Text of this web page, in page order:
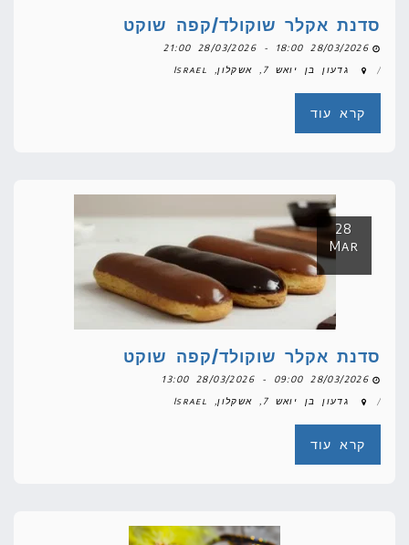
סדנת אקלר שוקולד/קפה שוקט
28/03/2026 18:00 - 28/03/2026 21:00
גדעון בן יואש 7, אשקלון, Israel
קרא עוד
28
Mar
סדנת אקלר שוקולד/קפה שוקט
28/03/2026 09:00 - 28/03/2026 13:00
גדעון בן יואש 7, אשקלון, Israel
קרא עוד